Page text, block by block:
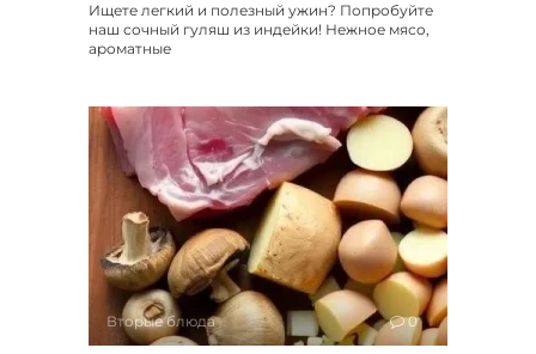
Ищете легкий и полезный ужин? Попробуйте
наш сочный гуляш из индейки! Нежное мясо,
ароматные
Вторые блюда 0